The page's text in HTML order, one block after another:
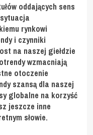
oddających sens
rynkowi
i czynniki
na naszej giełdzie
wzmacniają
otoczenie
szansą dla naszej
globalne na korzyść
jeszcze inne
słowie.